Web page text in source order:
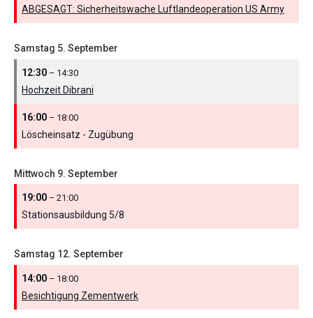
ABGESAGT: Sicherheitswache Luftlandeoperation US Army
Samstag 5. September
12:30 – 14:30
Hochzeit Dibrani
16:00 – 18:00
Löscheinsatz - Zugübung
Mittwoch 9. September
19:00 – 21:00
Stationsausbildung 5/8
Samstag 12. September
14:00 – 18:00
Besichtigung Zementwerk